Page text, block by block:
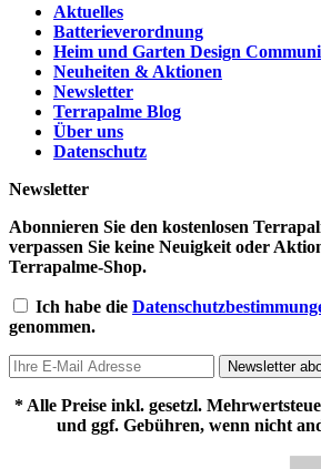
Aktuelles
Batterieverordnung
Heim und Garten Design
Neuheiten & Aktionen
Newsletter
Terrapalme Blog
Über uns
Datenschutz
Newsletter
Abonnieren Sie den kostenlosen
verpassen Sie keine Neuigkeit oder
Terrapalme-Shop.
Ich habe die
genommen.
Newsletter
* Alle Preise inkl. gesetzl.
und ggf. Gebühren, wenn nicht